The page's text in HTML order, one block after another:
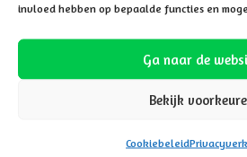
invloed hebben op bepaalde functies en
Ga naar de
Bekijk
Cookiebeleid
Vacatures